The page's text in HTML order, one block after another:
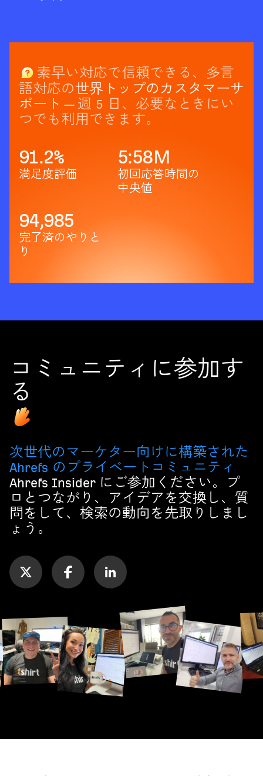
素早い対応で信頼できる、多言
語対応の世界トップのカスタマーサ
ポート — 週 5 日、必要なときにい
つでも利用できます。
91.2%
満足度評価
5:58M
初回応答時間の
中央値
94,985
完了済のやりと
り
コミュニティに参加す
る
次世代のマーケター向けに構築された
Ahrefs のプライベートコミュニティ
Ahrefs Insider にご参加ください。プ
ロとつながり、アイデアを交換し、質
問をして、検索の動向を先取りしまし
ょう。